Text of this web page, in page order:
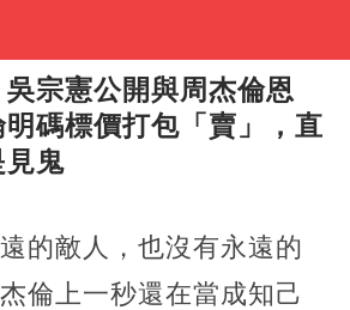
吳宗憲公開與周杰倫恩
碼標價打包「賣」，直
見鬼
的敵人，也沒有永遠的
倫上一秒還在當成知己